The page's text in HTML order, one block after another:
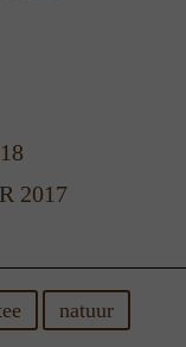
2017
natuur